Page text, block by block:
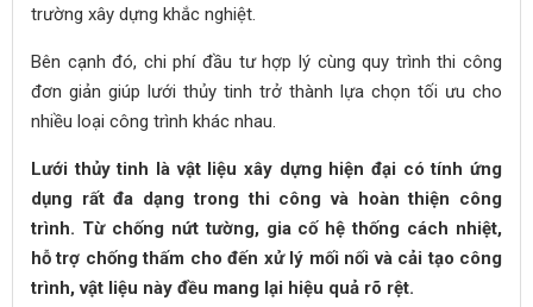
trường xây dựng khắc nghiệt.
Bên cạnh đó, chi phí đầu tư hợp lý cùng quy trình thi công
đơn giản giúp lưới thủy tinh trở thành lựa chọn tối ưu cho
nhiều loại công trình khác nhau.
Lưới thủy tinh là vật liệu xây dựng hiện đại có tính ứng
dụng rất đa dạng trong thi công và hoàn thiện công
trình. Từ chống nứt tường, gia cố hệ thống cách nhiệt,
hỗ trợ chống thấm cho đến xử lý mối nối và cải tạo công
trình, vật liệu này đều mang lại hiệu quả rõ rệt.